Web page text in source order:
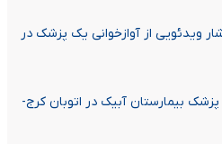
ویدئویی از آوازخوانی یک پزشک در
بیمارستان آبیک در اتوبان کرج-